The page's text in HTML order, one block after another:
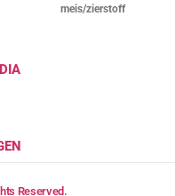
meis/zierstoff
Reserved.